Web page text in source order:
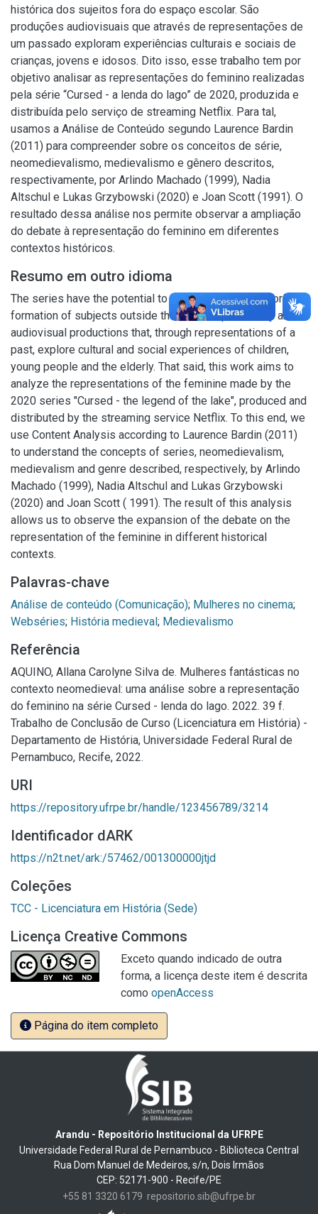
histórica dos sujeitos fora do espaço escolar. São
produções audiovisuais que através de representações de
um passado exploram experiências culturais e sociais de
crianças, jovens e idosos. Dito isso, esse trabalho tem por
objetivo analisar as representações do feminino realizadas
pela série “Cursed - a lenda do lago” de 2020, produzida e
distribuída pelo serviço de streaming Netflix. Para tal,
usamos a Análise de Conteúdo segundo Laurence Bardin
(2011) para compreender sobre os conceitos de série,
neomedievalismo, medievalismo e gênero descritos,
respectivamente, por Arlindo Machado (1999), Nadia
Altschul e Lukas Grzybowski (2020) e Joan Scott (1991). O
resultado dessa análise nos permite observar a ampliação
do debate à representação do feminino em diferentes
contextos históricos.
Resumo em outro idioma
The series have the potential to contribute to the historical
formation of subjects outside the school space. They are
audiovisual productions that, through representations of a
past, explore cultural and social experiences of children,
young people and the elderly. That said, this work aims to
analyze the representations of the feminine made by the
2020 series "Cursed - the legend of the lake", produced and
distributed by the streaming service Netflix. To this end, we
use Content Analysis according to Laurence Bardin (2011)
to understand the concepts of series, neomedievalism,
medievalism and genre described, respectively, by Arlindo
Machado (1999), Nadia Altschul and Lukas Grzybowski
(2020) and Joan Scott ( 1991). The result of this analysis
allows us to observe the expansion of the debate on the
representation of the feminine in different historical
contexts.
Palavras-chave
Análise de conteúdo (Comunicação); Mulheres no cinema;
Webséries; História medieval; Medievalismo
Referência
AQUINO, Allana Carolyne Silva de. Mulheres fantásticas no
contexto neomedieval: uma análise sobre a representação
do feminino na série Cursed - lenda do lago. 2022. 39 f.
Trabalho de Conclusão de Curso (Licenciatura em História) -
Departamento de História, Universidade Federal Rural de
Pernambuco, Recife, 2022.
URI
https://repository.ufrpe.br/handle/123456789/3214
Identificador dARK
https://n2t.net/ark:/57462/001300000jtjd
Coleções
TCC - Licenciatura em História (Sede)
Licença Creative Commons
Exceto quando indicado de outra
forma, a licença deste item é descrita
como openAccess
Página do item completo
Arandu - Repositório Institucional da UFRPE
Universidade Federal Rural de Pernambuco - Biblioteca Central
Rua Dom Manuel de Medeiros, s/n, Dois Irmãos
CEP: 52171-900 - Recife/PE
+55 81 3320 6179 repositorio.sib@ufrpe.br